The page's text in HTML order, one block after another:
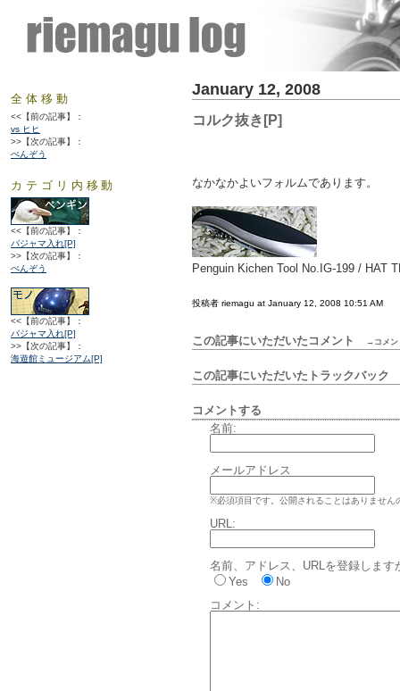
January 12, 2008
コルク抜き[P]
なかなかよいフォルムであります。
Penguin Kichen Tool No.IG-199 / HAT
投稿者 riemagu at January 12, 2008 10:51 AM
この記事にいただいたコメント →コメン
この記事にいただいたトラックバック
コメントする
名前:
メールアドレス
※必須項目です。公開されることはありません
URL:
名前、アドレス、URLを登録します
Yes
No
コメント:
全体移動
<<【前の記事】：
vs ヒヒ
>>【次の記事】：
ぺんぞう
カテゴリ内移動
<<【前の記事】：
パジャマ入れ[P]
>>【次の記事】：
ぺんぞう
<<【前の記事】：
パジャマ入れ[P]
>>【次の記事】：
海遊館ミュージアム[P]